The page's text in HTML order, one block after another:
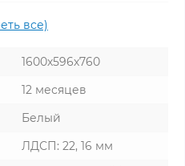
все)
1600х596х760
12 месяцев
Белый
ЛДСП: 22, 16 мм